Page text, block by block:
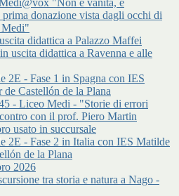
"Non è vanità, è
prima donazione vista dagli occhi di
Medi"
didattica a Palazzo Maffei
uscita didattica a Ravenna e alle
2E - Fase 1 in Spagna con IES
Castellón de la Plana
- Liceo Medi - "Storie di errori
con il prof. Piero Martin
usato in succursale
2E - Fase 2 in Italia con IES Matilde
de la Plana
2026
tra storia e natura a Nago -